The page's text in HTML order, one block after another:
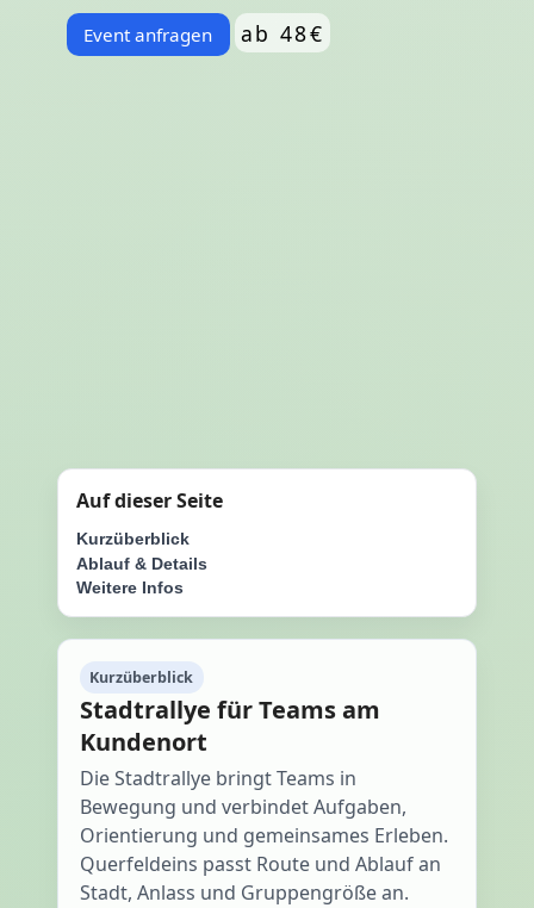
Event anfragen ab 48€
Kurzüberblick
Stadtrallye für Teams am
Kundenort
Die Stadtrallye bringt Teams in
Bewegung und verbindet Aufgaben,
Orientierung und gemeinsames Erleben.
Querfeldeins passt Route und Ablauf an
Stadt, Anlass und Gruppengröße an.
Auf dieser Seite
Kurzüberblick
Ablauf & Details
Weitere Infos